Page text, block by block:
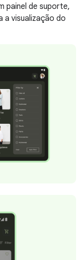
painel de suporte,
a visualização do